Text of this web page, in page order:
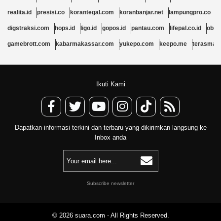
realita.id presisi.co korantegal.com koranbanjar.net lampungpro.co
digstraksi.com hops.id ligo.id gopos.id pantau.com lifepal.co.id
gamebrott.com kabarmakassar.com yukepo.com keepo.me
Ikuti Kami
Dapatkan informasi terkini dan terbaru yang dikirimkan langsung ke
Inbox anda
Subscribe newsletter
© 2026 suara.com - All Rights Reserved.